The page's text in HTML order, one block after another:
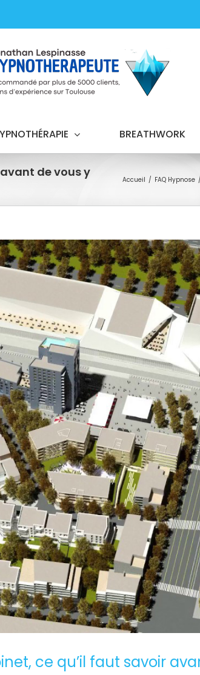
BREATHWORK
de vous y
Accueil FAQ Hypnose
ce qu’il faut savoir